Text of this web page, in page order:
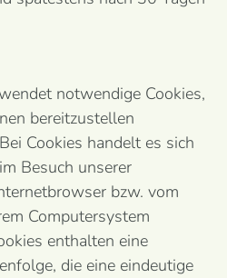
notwendige Cookies,
bereitzustellen
Cookies handelt es sich
Besuch unserer
bzw. vom
Computersystem
enthalten eine
die eine eindeutige